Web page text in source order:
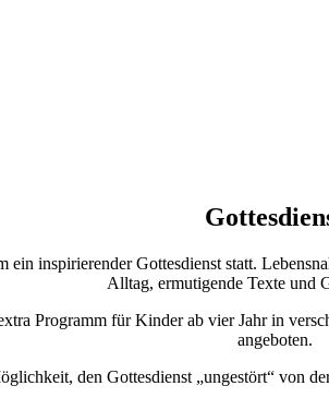
inspirierender Gottesdienst statt.
Alltag, ermutigende Texte und
Programm für Kinder ab vier Jahr in
angeboten.
den Gottesdienst „ungestört“ von